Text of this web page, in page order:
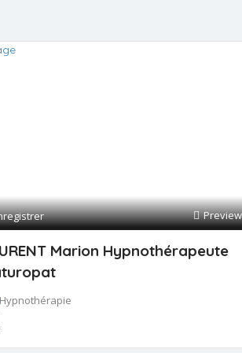
Preview
Marion Hypnothérapeute
Hypnothérapie